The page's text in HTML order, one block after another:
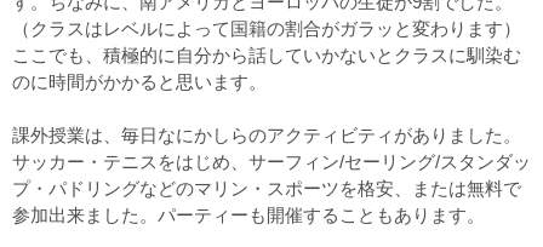
（クラスはレベルによって国籍の割合がガラッと変わります）
ここでも、積極的に自分から話していかないとクラスに馴染む
のに時間がかかると思います。
課外授業は、毎日なにかしらのアクティビティがありました。
サッカー・テニスをはじめ、サーフィン/セーリング/スタンダッ
プ・パドリングなどのマリン・スポーツを格安、または無料で
参加出来ました。パーティーも開催することもあります。